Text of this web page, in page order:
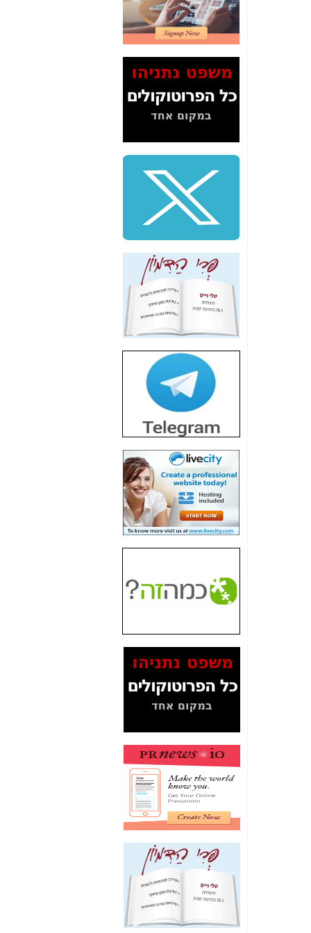
2" על תעלולי השר
משה כחלון -כאן
הסלולר" ואיך מסרסים
את הנתונים לציבור -
כאן
סיכום ביקור בסיליקון
שלמה פילבר (עד
לאחרונה מנכ"ל משרד
התקשורת) - עד
מדינה? הצחקתם
אותי! -כאן
"יש אפליה בחקירה"?
חשיפה: למה השר
משה כחלון לא נחקר
עד היום? -
כאן
הדומה לזו של "תיק
4000" אך בתחום
הסלולר -
חשיפת מה שלא
רוצים שתדעו בעניין
פריסת אנלימיטד
(בניחוח בלתי נסבל) -
כאן
חשיפה: איוב קרא
אישר לקבוצת סלקום
בדיוק מה שביבי אישר
כאן
האם השר איוב קרא
היה צריך בכלל לחתום
על האישור, שנתן
האם ביבי וקרא קבלו
בכלל תמורה עבור
המסמכים בנושא בזק-
Yes (תיק 4000)
לאיש הלא נכון! -כאן
עובדות ומסמכים
תקשורת עזר לקב'
כאן
מה מקור ה-Fake
News שהביא לתפירת
תיק לביבי והעלמת
החשודים הנכונים -כאן
אחת הרגליים של "תיק
4000 התפור"
התמוטטה היום
בניצחון (כפול) של בזק
כאן
איך כתבות מפנקות